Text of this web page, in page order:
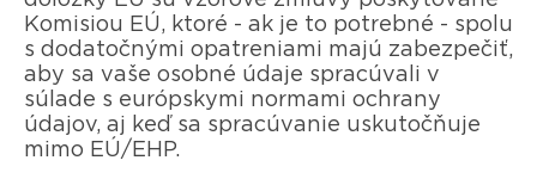
Komisiou EÚ, ktoré - ak je to potrebné - spolu
s dodatočnými opatreniami majú zabezpečiť,
aby sa vaše osobné údaje spracúvali v
súlade s európskymi normami ochrany
údajov, aj keď sa spracúvanie uskutočňuje
mimo EÚ/EHP.